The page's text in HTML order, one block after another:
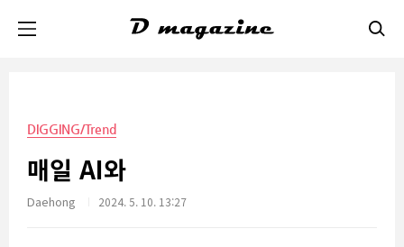
DIGGING/Trend
매일 AI와
Daehong 2024. 5. 10. 13:27